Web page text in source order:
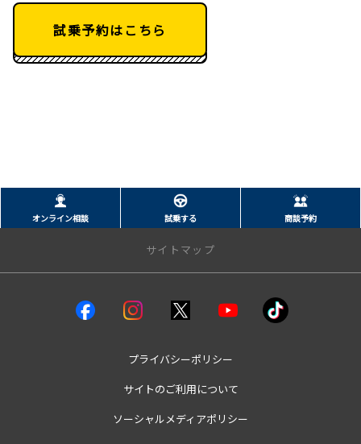
試乗予約はこちら
オンライン相談 試乗する 商談予約
サイトマップ
プライバシーポリシー
サイトのご利用について
ソーシャルメディアポリシー